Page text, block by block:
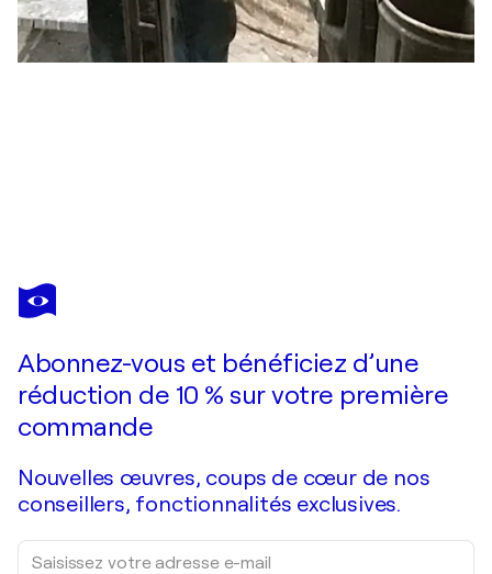
BRAD NUORALA
Studio Corner
Abonnez-vous et bénéficiez d’une
réduction de 10 % sur votre première
commande
Nouvelles œuvres, coups de cœur de nos
conseillers, fonctionnalités exclusives.